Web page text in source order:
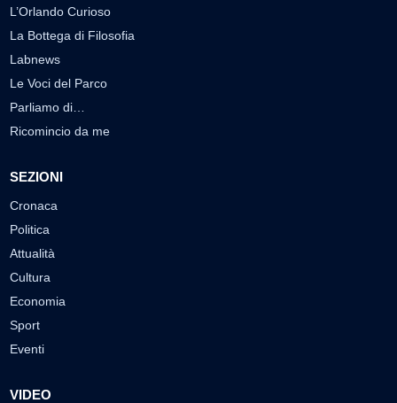
L’Orlando Curioso
La Bottega di Filosofia
Labnews
Le Voci del Parco
Parliamo di…
Ricomincio da me
SEZIONI
Cronaca
Politica
Attualità
Cultura
Economia
Sport
Eventi
VIDEO